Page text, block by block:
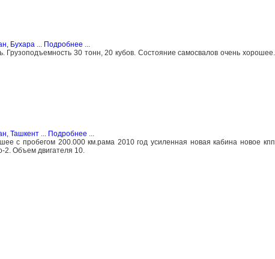
Бухара Подробнее
Грузоподъемность 30 тонн, 20 кубов. Состояние самосвалов очень хорошее.
Ташкент... Подробнее
с пробегом 200.000 км.рама 2010 год усиленная новая кабина новое кпп
2. Объем двигателя 10.